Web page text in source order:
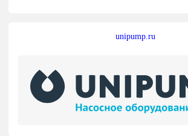
unipump.ru